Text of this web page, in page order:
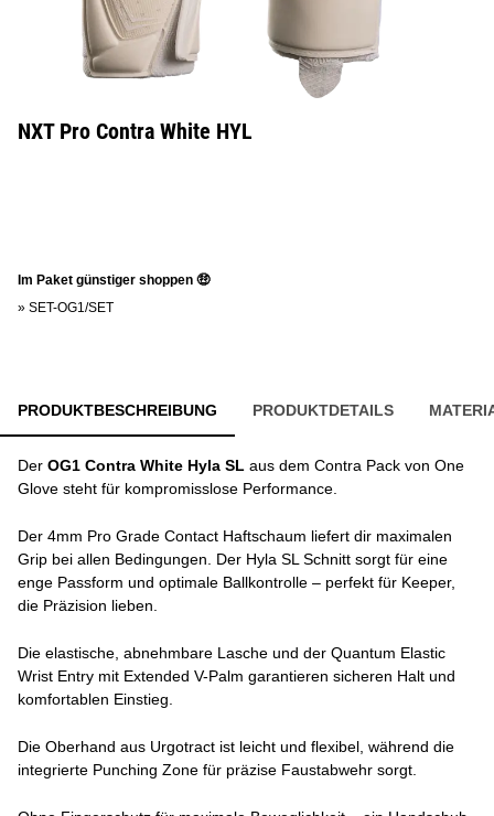
NXT Pro Contra White HYL
Im Paket günstiger shoppen 🤑
» SET-OG1/SET
PRODUKTBESCHREIBUNG PRODUKTDETAILS
Der OG1 Contra White Hyla SL aus dem Contra Pack von One
Glove steht für kompromisslose Performance.
Der 4mm Pro Grade Contact Haftschaum liefert dir maximalen
Grip bei allen Bedingungen. Der Hyla SL Schnitt sorgt für eine
enge Passform und optimale Ballkontrolle – perfekt für Keeper,
die Präzision lieben.
Die elastische, abnehmbare Lasche und der Quantum Elastic
Wrist Entry mit Extended V-Palm garantieren sicheren Halt und
komfortablen Einstieg.
Die Oberhand aus Urgotract ist leicht und flexibel, während die
integrierte Punching Zone für präzise Faustabwehr sorgt.